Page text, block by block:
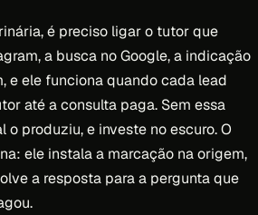
é preciso ligar o tutor que
a busca no Google, a indicação
e ele funciona quando cada lead
até a consulta paga. Sem essa
produziu, e investe no escuro. O
ele instala a marcação na origem,
a resposta para a pergunta que